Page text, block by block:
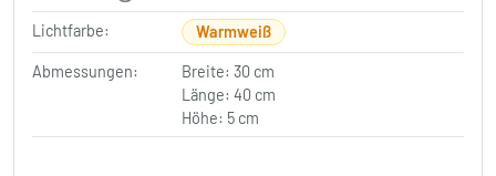
Lichtfarbe: Warmweiß
Abmessungen:
Breite: 30 cm
Länge: 40 cm
Höhe: 5 cm